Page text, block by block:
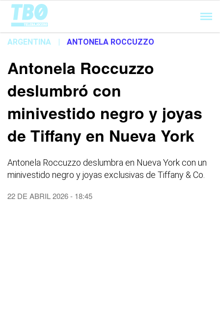
Cargando...
ARGENTINA | ANTONELA ROCCUZZO
Antonela Roccuzzo
deslumbró con
minivestido negro y joyas
de Tiffany en Nueva York
Antonela Roccuzzo deslumbra en Nueva York con un
minivestido negro y joyas exclusivas de Tiffany & Co.
22 DE ABRIL 2026 - 18:45